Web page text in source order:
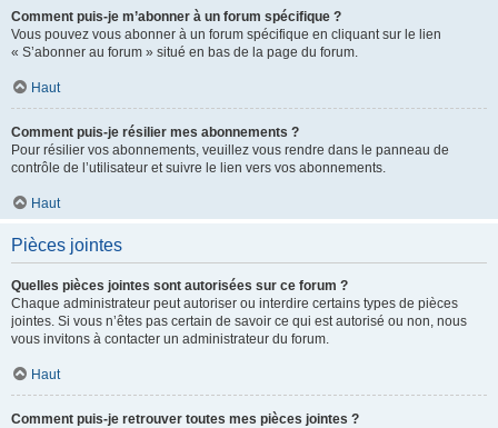
Comment puis-je m’abonner à un forum spécifique ?
Vous pouvez vous abonner à un forum spécifique en cliquant sur le lien
« S’abonner au forum » situé en bas de la page du forum.
Haut
Comment puis-je résilier mes abonnements ?
Pour résilier vos abonnements, veuillez vous rendre dans le panneau de
contrôle de l’utilisateur et suivre le lien vers vos abonnements.
Haut
Pièces jointes
Quelles pièces jointes sont autorisées sur ce forum ?
Chaque administrateur peut autoriser ou interdire certains types de pièces
jointes. Si vous n’êtes pas certain de savoir ce qui est autorisé ou non, nous
vous invitons à contacter un administrateur du forum.
Haut
Comment puis-je retrouver toutes mes pièces jointes ?